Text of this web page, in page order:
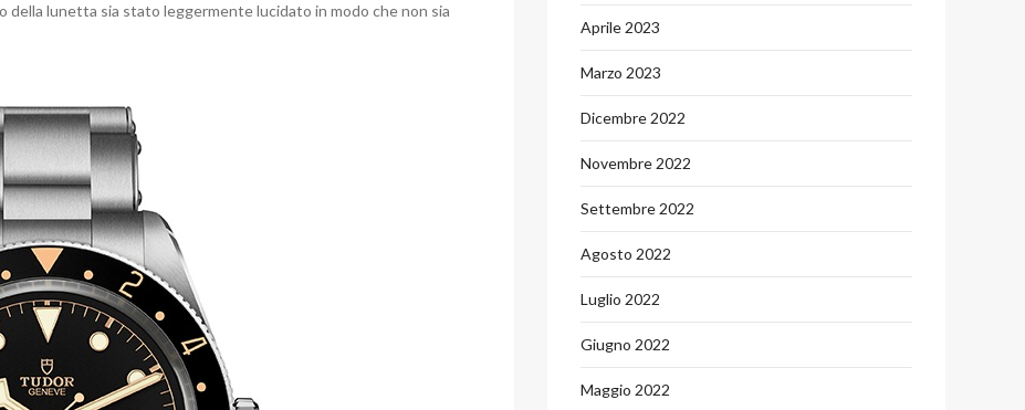
della lunetta sia stato leggermente lucidato in modo che non sia
Aprile 2023
Marzo 2023
Dicembre 2022
Novembre 2022
Settembre 2022
Agosto 2022
Luglio 2022
Giugno 2022
Maggio 2022